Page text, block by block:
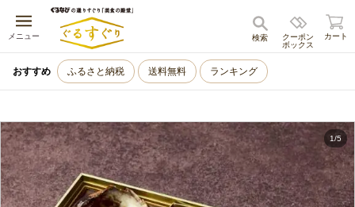
メニュー
キャンセル
クーポン
ボックス
検索 カート
おすすめ ふるさと納税 送料無料 ランキング
1/5